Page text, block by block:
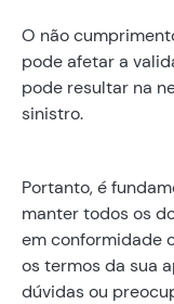
O não
pode afetar a
pode resultar na
sinistro.
Portanto, é
manter todos os
em conformidade
os termos da sua
dúvidas ou